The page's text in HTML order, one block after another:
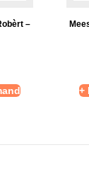
–
+